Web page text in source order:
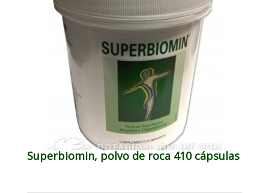
Superbiomin, polvo de roca 410 cápsulas